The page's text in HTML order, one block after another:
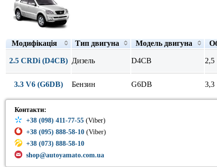
Модифікація Тип двигуна Модель двигуна
2.5 CRDi (D4CB) Дизель D4CB 2,5
3.3 V6 (G6DB) Бензин G6DB 3,3
Контакти:
+38 (098) 411-77-55 (Viber)
+38 (095) 888-58-10 (Viber)
+38 (073) 888-58-10
shop@autoyamato.com.ua